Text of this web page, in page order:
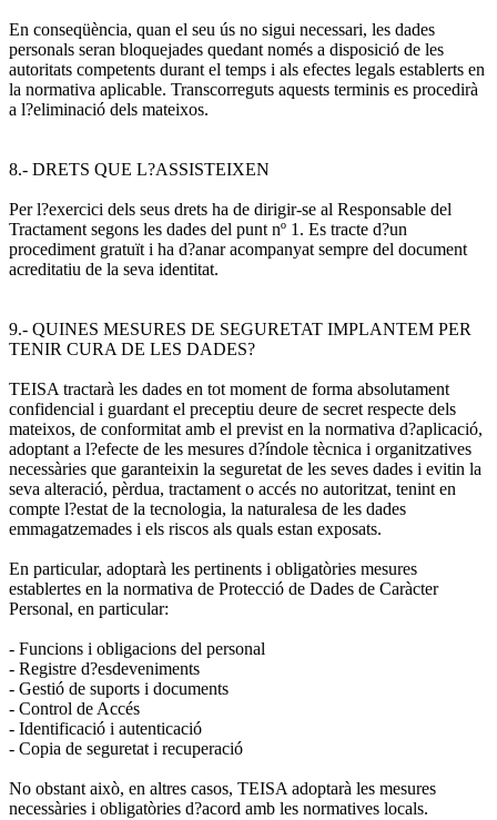
En conseqüència, quan el seu ús no sigui necessari, les dades
personals seran bloquejades quedant només a disposició de les
autoritats competents durant el temps i als efectes legals establerts en
la normativa aplicable. Transcorreguts aquests terminis es procedirà
a l?eliminació dels mateixos.
8.- DRETS QUE L?ASSISTEIXEN
Per l?exercici dels seus drets ha de dirigir-se al Responsable del
Tractament segons les dades del punt nº 1. Es tracte d?un
procediment gratuït i ha d?anar acompanyat sempre del document
acreditatiu de la seva identitat.
9.- QUINES MESURES DE SEGURETAT IMPLANTEM PER
TENIR CURA DE LES DADES?
TEISA tractarà les dades en tot moment de forma absolutament
confidencial i guardant el preceptiu deure de secret respecte dels
mateixos, de conformitat amb el previst en la normativa d?aplicació,
adoptant a l?efecte de les mesures d?índole tècnica i organitzatives
necessàries que garanteixin la seguretat de les seves dades i evitin la
seva alteració, pèrdua, tractament o accés no autoritzat, tenint en
compte l?estat de la tecnologia, la naturalesa de les dades
emmagatzemades i els riscos als quals estan exposats.
En particular, adoptarà les pertinents i obligatòries mesures
establertes en la normativa de Protecció de Dades de Caràcter
Personal, en particular:
- Funcions i obligacions del personal
- Registre d?esdeveniments
- Gestió de suports i documents
- Control de Accés
- Identificació i autenticació
- Copia de seguretat i recuperació
No obstant això, en altres casos, TEISA adoptarà les mesures
necessàries i obligatòries d?acord amb les normatives locals.